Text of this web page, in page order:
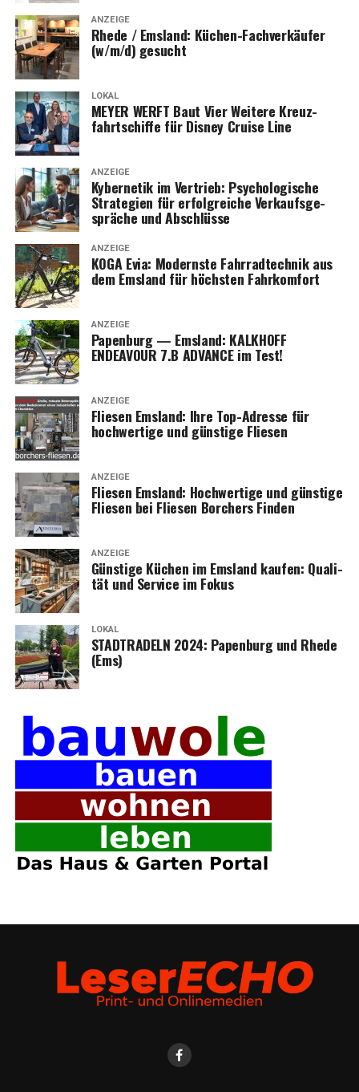
ANZEIGE
Rhe­de / Ems­land: Küchen-Fach­ver­käu­fer
(w/m/d) gesucht
LOKAL
MEYER WERFT Baut Vier Wei­te­re Kreuz­
fahrt­schif­fe für Dis­ney Crui­se Line
ANZEIGE
Kyber­ne­tik im Ver­trieb: Psy­cho­lo­gi­sche
Stra­te­gien für erfolg­rei­che Ver­kaufs­ge­
sprä­che und Abschlüsse
ANZEIGE
KOGA Evia: Moderns­te Fahr­rad­tech­nik aus
dem Ems­land für höchs­ten Fahrkomfort
ANZEIGE
Papen­burg — Ems­land: KALKHOFF
ENDEAVOUR 7.B ADVANCE im Test!
ANZEIGE
Flie­sen Ems­land: Ihre Top-Adres­se für
hoch­wer­ti­ge und güns­ti­ge Fliesen
ANZEIGE
Flie­sen Ems­land: Hoch­wer­ti­ge und güns­ti­ge
Flie­sen bei Flie­sen Bor­chers Finden
ANZEIGE
Güns­ti­ge Küchen im Ems­land kau­fen: Qua­li­
tät und Ser­vice im Fokus
LOKAL
STADTRADELN 2024: Papen­burg und Rhe­de
(Ems)